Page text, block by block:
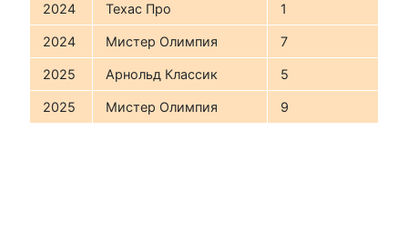
2024 Техас Про 1
2024 Мистер Олимпия 7
2025 Арнольд Классик 5
2025 Мистер Олимпия 9